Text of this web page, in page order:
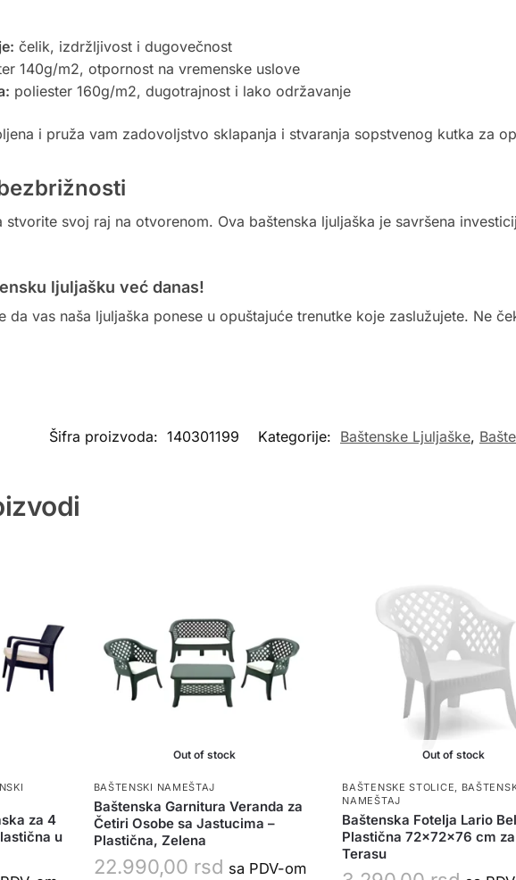
čelik, izdržljivost i dugovečnost
140g/m2, otpornost na vremenske uslove
poliester 160g/m2, dugotrajnost i lako održavanje
i pruža vam zadovoljstvo sklapanja i stvaranja sopstvenog kutka za
svoj raj na otvorenom. Ova baštenska ljuljaška je savršena
ljuljašku već danas!
da vas naša ljuljaška ponese u opuštajuće trenutke koje zaslužujete. Ne
Šifra proizvoda: 140301199 Kategorije: Baštenske Ljuljaške,
za 4
u
Out of stock
BAŠTENSKI NAMEŠTAJ
Baštenska Garnitura Veranda za
Četiri Osobe sa Jastucima –
Plastična, Zelena
22.990,00 rsd sa PDV-om
Out of stock
BAŠTENSKE STOLICE,
NAMEŠTAJ
Baštenska Fotelja Lario
Plastična 72x72x76 cm
Terasu